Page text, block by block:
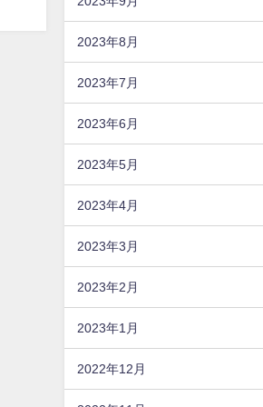
2023年8月
2023年7月
2023年6月
2023年5月
2023年4月
2023年3月
2023年2月
2023年1月
2022年12月